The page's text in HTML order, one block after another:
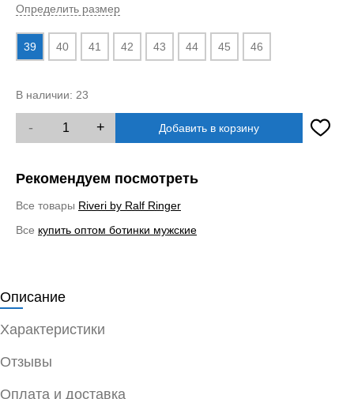
Определить размер
39 40 41 42 43 44 45 46
В наличии: 23
- + Добавить в корзину
Рекомендуем посмотреть
Все товары Riveri by Ralf Ringer
Все купить оптом ботинки мужские
Описание
Характеристики
Отзывы
Оплата и доставка